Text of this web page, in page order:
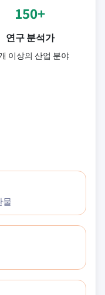
150+
연구 분석가
이상의 산업 분야
물